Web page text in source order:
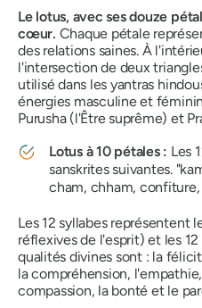
Le lotus, avec ses douze
cœur. Chaque pétale
des relations saines.À
l'intersection de deux
utilisé dans les yantras
énergies masculine et
Purusha (l'Être suprême) et
Lotus à 10 pétales : Les
sanskrites suivantes. "
cham, chham,
Les 12 syllabes représentent
réflexives de l'esprit) et les 12
qualités divines sont : la
la compréhension,
compassion, la bonté et le